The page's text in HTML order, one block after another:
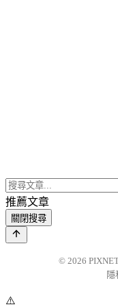
推薦文章
關閉搜尋
© 2026
隱
⚠️